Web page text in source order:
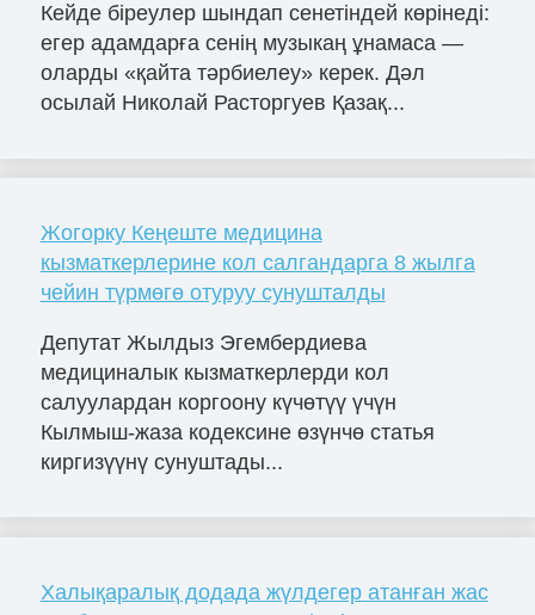
Кейде біреулер шындап сенетіндей көрінеді:
егер адамдарға сенің музыкаң ұнамаса —
оларды «қайта тәрбиелеу» керек. Дәл
осылай Николай Расторгуев Қазақ...
Жогорку Кеңеште медицина
кызматкерлерине кол салгандарга 8 жылга
чейин түрмөгө отуруу сунушталды
Депутат Жылдыз Эгембердиева
медициналык кызматкерлерди кол
салуулардан коргоону күчөтүү үчүн
Кылмыш-жаза кодексине өзүнчө статья
киргизүүнү сунуштады...
Халықаралық додада жүлдегер атанған жас